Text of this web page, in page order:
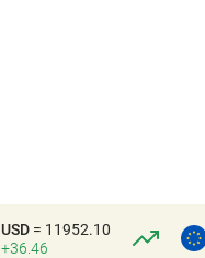
USD = 11952.10
+36.46